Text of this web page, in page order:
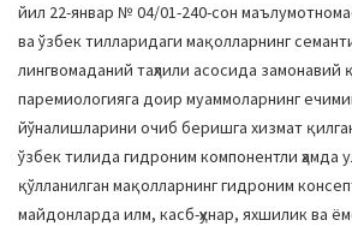
йил 22-январ № 04/01-240-сон
ва ўзбек тилларидаги мақолларнинг
лингвомаданий таҳлили асосида замонавий
паремиологияга доир муаммоларнинг
йўналишларини очиб беришга хизмат
ўзбек тилида гидроним компонентли ҳамда
қўлланилган мақолларнинг гидроним
майдонларда илм, касб-ҳунар, яхшилик ва